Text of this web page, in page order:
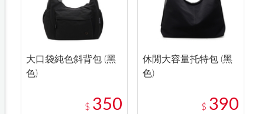
大口袋純色斜背包 (黑
色)
$ 350
休閒大容量托特包 (黑
色)
$ 390